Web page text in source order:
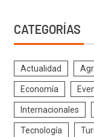
CATEGORÍAS
Actualidad
Economía
Internacionales
Tecnología